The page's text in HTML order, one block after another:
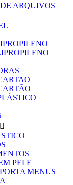
ARQUIVOS

PELE
MENUS